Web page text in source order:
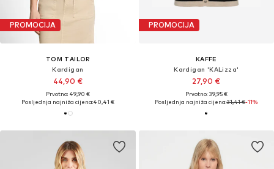
PROMOCIJA
TOM TAILOR
Kardigan
44,90 €
Prvotno: 49,90 €
Posljednja najniža cijena:40,41 €
PROMOCIJA
KAFFE
Kardigan 'KALizza'
27,90 €
Prvotno: 39,95 €
Posljednja najniža cijena:31,41 €-11%